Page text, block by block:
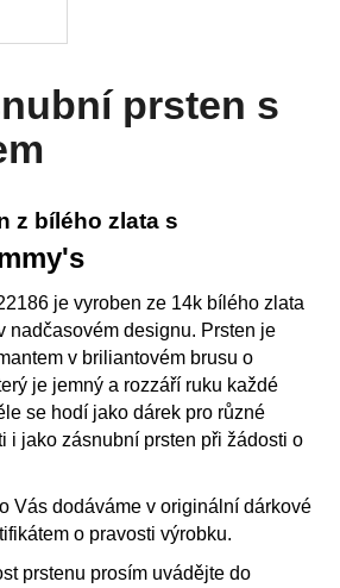
prsten s
z bílého zlata s
je vyroben ze 14k bílého zlata
nadčasovém designu. Prsten je
v briliantovém brusu o
je jemný a rozzáří ruku každé
se hodí jako dárek pro různé
i jako zásnubní prsten při žádosti o
Vás dodáváme v originální dárkové
o pravosti výrobku.
prstenu prosím uvádějte do
A